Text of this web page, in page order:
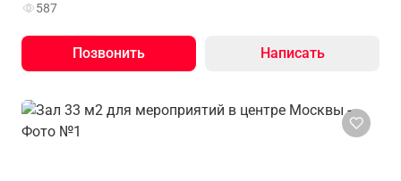
587
Позвонить Написать